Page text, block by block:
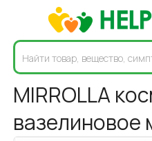
MIRROLLA
вазелиновое